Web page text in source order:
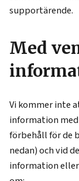
supportärende.
Med
Vi kommer inte
information
förbehåll för de
nedan) och vid
information